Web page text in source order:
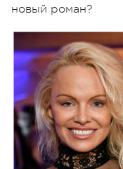
новый роман?